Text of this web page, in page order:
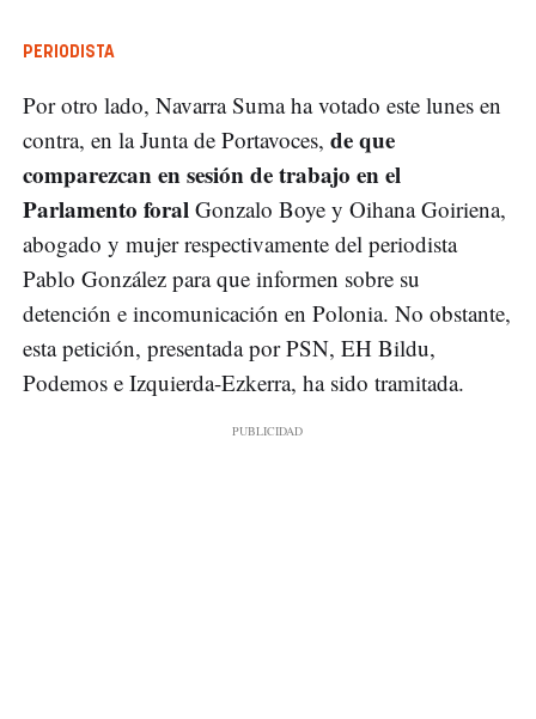
PERIODISTA
Por otro lado, Navarra Suma ha votado este lunes en
contra, en la Junta de Portavoces, de que
comparezcan en sesión de trabajo en el
Parlamento foral Gonzalo Boye y Oihana Goiriena,
abogado y mujer respectivamente del periodista
Pablo González para que informen sobre su
detención e incomunicación en Polonia. No obstante,
esta petición, presentada por PSN, EH Bildu,
Podemos e Izquierda-Ezkerra, ha sido tramitada.